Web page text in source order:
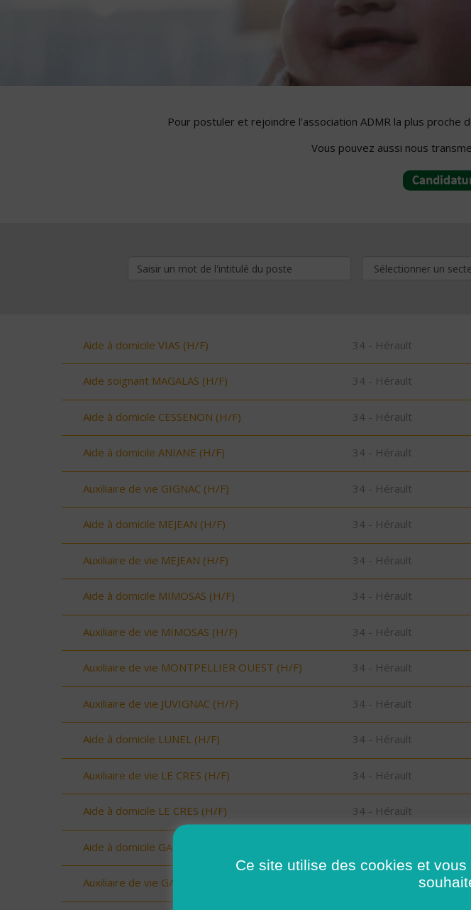
Pour postuler et rejoindre l'association ADMR la plus
Vous pouvez aussi nous
Aide à domicile VIAS (H/F) 34 - Hérault
Aide soignant MAGALAS (H/F) 34 - Hérault
Aide à domicile CESSENON (H/F) 34 - Hérault
Aide à domicile ANIANE (H/F) 34 - Hérault
Auxiliaire de vie GIGNAC (H/F) 34 - Hérault
Aide à domicile MEJEAN (H/F) 34 - Hérault
Auxiliaire de vie MEJEAN (H/F) 34 - Hérault
Aide à domicile MIMOSAS (H/F) 34 - Hérault
Auxiliaire de vie MIMOSAS (H/F) 34 - Hérault
Auxiliaire de vie MONTPELLIER OUEST (H/F) 34 - Hérault
Auxiliaire de vie JUVIGNAC (H/F) 34 - Hérault
Aide à domicile LUNEL (H/F) 34 - Hérault
Auxiliaire de vie LE CRES (H/F) 34 - Hérault
Aide à domicile LE CRES (H/F) 34 - Hérault
Aide à domicile GANGES (H/F)
Auxiliaire de vie GANGES (H/F)
Ce site utilise des cookies et